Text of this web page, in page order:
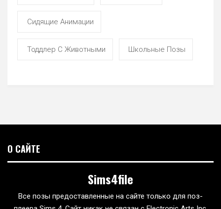
Сидящие Анимации
Тоддлер С Животными Школьные Позы
О САЙТЕ
Sims4file
Все позы предоставленные на сайте только для поз-